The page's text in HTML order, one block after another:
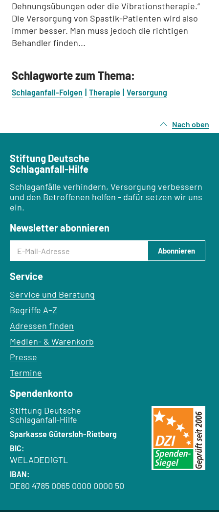
Dehnungsübungen oder die Vibrationstherapie.“
Die Versorgung von Spastik-Patienten wird also
immer besser. Man muss jedoch die richtigen
Behandler finden...
Schlagworte zum Thema:
Schlaganfall-Folgen Therapie Versorgung
Nach oben
Stiftung Deutsche
Schlaganfall-Hilfe
Schlaganfälle verhindern, Versorgung verbessern
und den Betroffenen helfen - dafür setzen wir uns
ein.
Newsletter abonnieren
E-Mail-Adresse
Abonnieren
Service
Service und Beratung
Begriffe A–Z
Adressen finden
Medien- & Warenkorb
Presse
Termine
Spendenkonto
Empfänger:
Stiftung Deutsche
Schlaganfall-Hilfe
Bank:
Sparkasse Gütersloh-Rietberg
BIC:
WELADED1GTL
IBAN:
DE80 4785 0065 0000 0000 50